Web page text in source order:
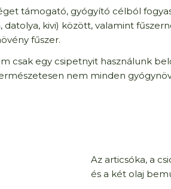
támogató, gyógyító célból
kivi) között, valamint
fűszer.
csak egy csipetnyit használunk
nem minden
Az articsóka, a
és a két olaj